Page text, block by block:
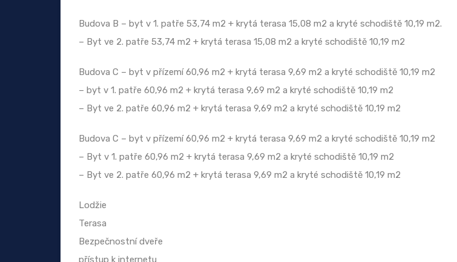
Budova B – byt v 1. patře 53,74 m2 + krytá terasa 15,08 m2 a kryté schodiště 10,19 m2.
– Byt ve 2. patře 53,74 m2 + krytá terasa 15,08 m2 a kryté schodiště 10,19 m2
Budova C – byt v přízemí 60,96 m2 + krytá terasa 9,69 m2 a kryté schodiště 10,19 m2
– byt v 1. patře 60,96 m2 + krytá terasa 9,69 m2 a kryté schodiště 10,19 m2
– Byt ve 2. patře 60,96 m2 + krytá terasa 9,69 m2 a kryté schodiště 10,19 m2
Budova C – byt v přízemí 60,96 m2 + krytá terasa 9,69 m2 a kryté schodiště 10,19 m2
– Byt v 1. patře 60,96 m2 + krytá terasa 9,69 m2 a kryté schodiště 10,19 m2
– Byt ve 2. patře 60,96 m2 + krytá terasa 9,69 m2 a kryté schodiště 10,19 m2
Lodžie
Terasa
Bezpečnostní dveře
přístup k internetu